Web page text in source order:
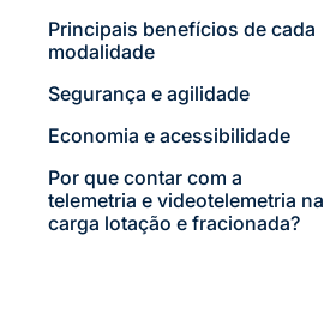
Principais benefícios de cada
modalidade
Segurança e agilidade
Economia e acessibilidade
Por que contar com a
telemetria e videotelemetria na
carga lotação e fracionada?